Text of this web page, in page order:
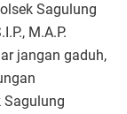
Sagulung
M.A.P.
jangan gaduh,
Sagulung